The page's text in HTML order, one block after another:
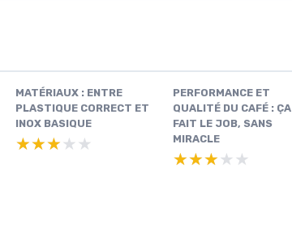
MATÉRIAUX : ENTRE
PLASTIQUE CORRECT ET
INOX BASIQUE
★★★★★
★★★★★
PERFORMANCE ET
QUALITÉ DU CAFÉ : ÇA
FAIT LE JOB, SANS
MIRACLE
★★★★★
★★★★★